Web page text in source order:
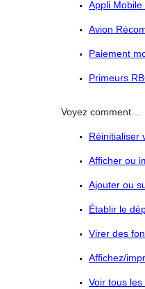
Appli Mobile
Avion
Paiement
Primeurs
Voyez comment…
Réinitialiser
Afficher ou
Ajouter ou
Établir le
Virer des
Affichez/
Voir tous